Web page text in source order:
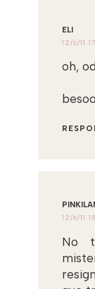
ELI
12/6/11
oh,
12/6/11
No